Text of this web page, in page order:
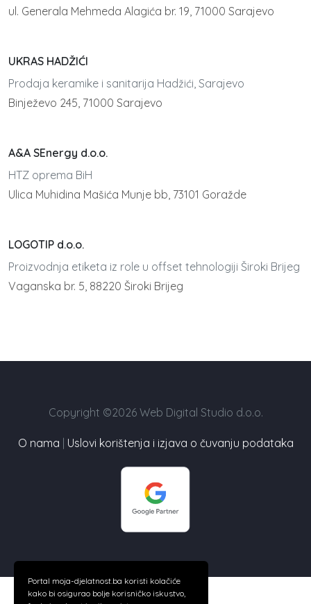
ul. Generala Mehmeda Alagića br. 19, 71000 Sarajevo
UKRAS HADŽIĆI
Prodaja keramike i sanitarija Hadžići, Sarajevo
Binježevo 245, 71000 Sarajevo
A&A SEnergy d.o.o.
HTZ oprema BiH
Ulica Muhidina Mašića Munje bb, 73101 Goražde
LOGOTIP d.o.o.
Proizvodnja etiketa iz role u offset tehnologiji Široki Brijeg
Vaganska br. 5, 88220 Široki Brijeg
Copyright ©2026 Web Digital Studio d.o.o.
O nama Uslovi korištenja i izjava o čuvanju podataka
Portal moja-djelatnost.ba koristi kolačiće
kako bi osigurao bolje korisničko iskustvo,